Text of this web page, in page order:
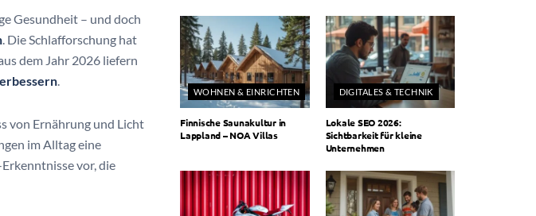
Gesundheit – und doch
. Die Schlafforschung hat
dem Jahr 2026 liefern
.
von Ernährung und Licht
im Alltag eine
vor, die
WOHNEN & EINRICHTEN
Finnische Saunakultur in
Lappland – NOA Villas
DIGITALES & TECHNIK
Lokale SEO 2026:
Sichtbarkeit für kleine
Unternehmen